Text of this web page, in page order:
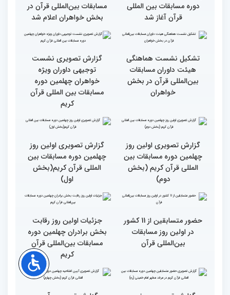
طنینی به وسعت یک جهان/
گزارش توصیفی و حاشیه
نگاری از حال و هوای اولین
روز مسابقات قرآن
جزئیات اولین روز رقابت
بخش بانوان مسابقات
بین‌المللی قرآن کریم
دوره مسابقات بین المللی
قرآن آغاز شد
نوبت اجرای شرکت‌کنندگان
مسابقات بین‌المللی قرآن در
بخش خواهران اعلام شد
تشکیل نشست هماهنگی
هیئت داوران مسابقات
بین‌المللی قرآن در بخش
خواهران
گزارش تصویری نشست
توجیهی داوران ویژه
خواهران چهلمین دوره
مسابقات بین المللی قرآن
کریم
چهلمین دوره مسابقات بین
المللی قرآن کریم (بخش
گزارش تصویری اولین روز
چهلمین دوره مسابقات بین
المللی قرآن کریم(بخش